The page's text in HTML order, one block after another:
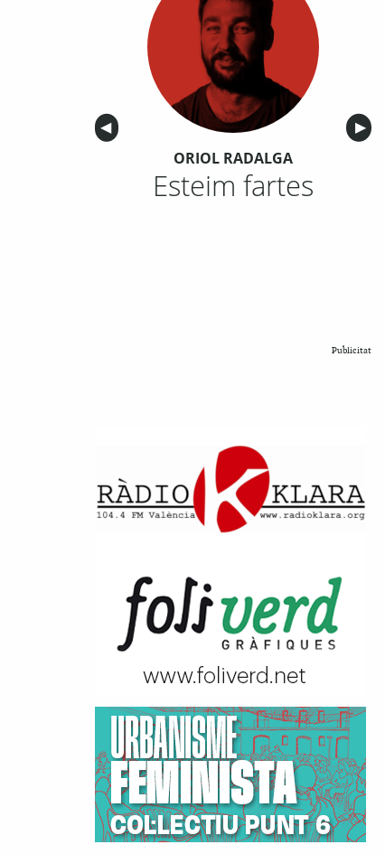
Anterior
◀︎ ▶︎
ORIOL RADALGA
Esteim fartes
Publicitat